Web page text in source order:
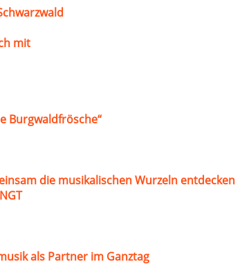
mit
Burgwaldfrösche“
die musikalischen Wurzeln entdecken
als Partner im Ganztag